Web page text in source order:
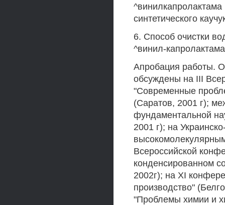
синтетического
6. Способ очистки
^винил-
Апробация работы.
обсуждены на III
"Современные
(Саратов, 2001 г);
фундаментальной
2001 г); на
Всероссийской
конденсированном
2002г); на XI
производство"
"Проблемы химии и